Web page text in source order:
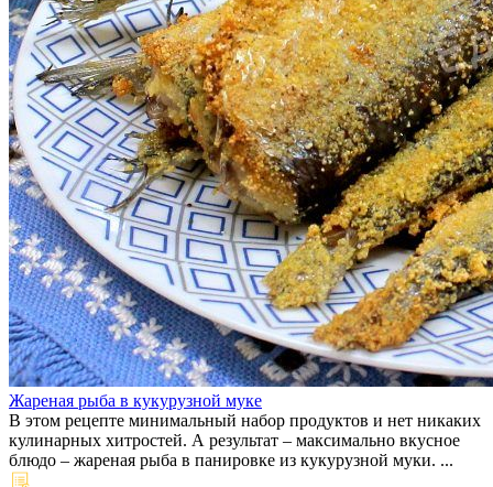
Жареная рыба в кукурузной муке
В этом рецепте минимальный набор продуктов и нет никаких
кулинарных хитростей. А результат – максимально вкусное
блюдо – жареная рыба в панировке из кукурузной муки. ...